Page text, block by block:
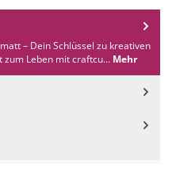
– Dein Schlüssel zu kreativen
zum Leben mit craftcu… Mehr